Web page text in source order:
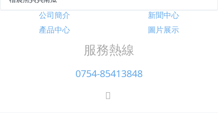
公司簡介
新聞中心
產品中心
圖片展示
服務熱線
0754-85413848